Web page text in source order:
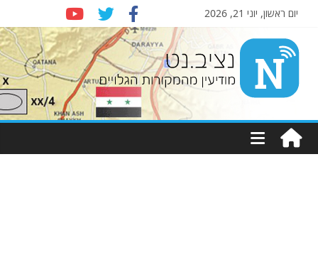
יום ראשון, יוני 21, 2026
Nziv.net
מודיעין
מהמקורות